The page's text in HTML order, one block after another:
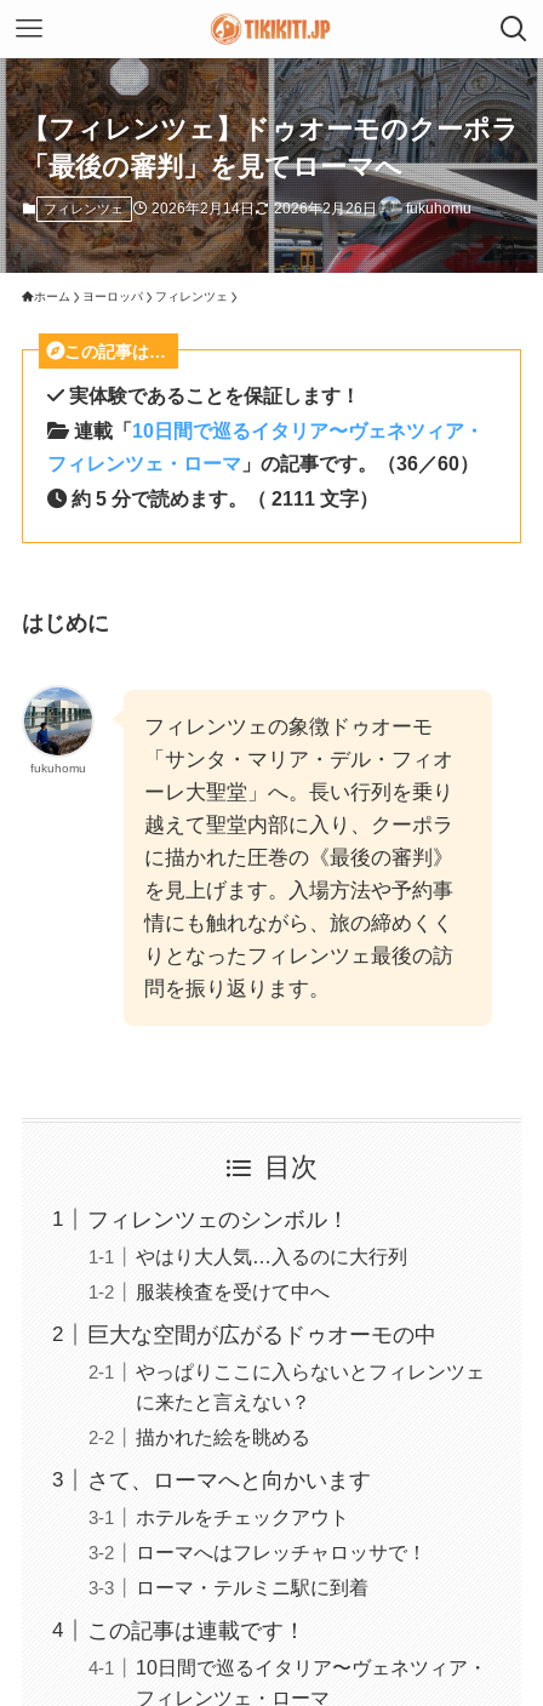
【フィレンツェ】ドゥオーモのクーポラ
「最後の審判」を見てローマへ
フィレンツェ 2026年2月14日 2026年2月26日 fukuhomu
ホーム ヨーロッパ フィレンツェ
この記事は…
実体験であることを保証します！
連載「10日間で巡るイタリア〜ヴェネツィア・
フィレンツェ・ローマ 」の記事です。（36／60）
約 5 分で読めます。（ 2111 文字）
はじめに
fukuhomu
フィレンツェの象徴ドゥオーモ
「サンタ・マリア・デル・フィオ
ーレ大聖堂」へ。長い行列を乗り
越えて聖堂内部に入り、クーポラ
に描かれた圧巻の《最後の審判》
を見上げます。入場方法や予約事
情にも触れながら、旅の締めくく
りとなったフィレンツェ最後の訪
問を振り返ります。
目次
フィレンツェのシンボル！
やはり大人気…入るのに大行列
服装検査を受けて中へ
巨大な空間が広がるドゥオーモの中
やっぱりここに入らないとフィレンツェ
に来たと言えない？
描かれた絵を眺める
さて、ローマへと向かいます
ホテルをチェックアウト
ローマへはフレッチャロッサで！
ローマ・テルミニ駅に到着
この記事は連載です！
10日間で巡るイタリア〜ヴェネツィア・
フィレンツェ・ローマ